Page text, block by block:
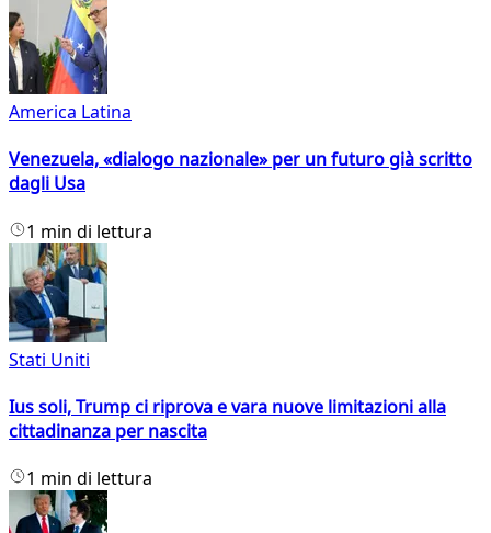
America Latina
Venezuela, «dialogo nazionale» per un futuro già scritto
dagli Usa
1 min di lettura
Stati Uniti
Ius soli, Trump ci riprova e vara nuove limitazioni alla
cittadinanza per nascita
1 min di lettura